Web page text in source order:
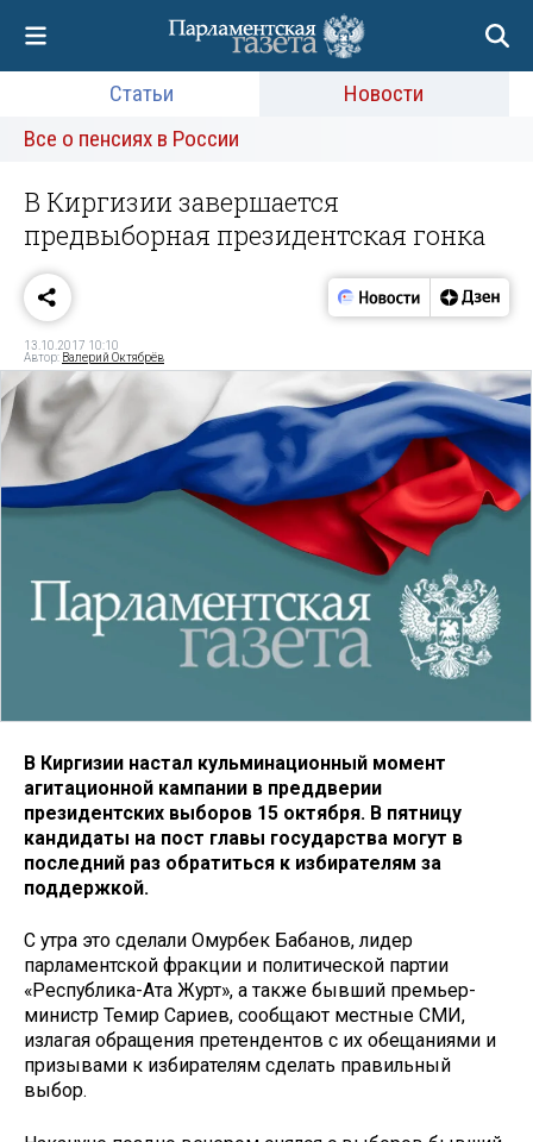
Статьи
Новости
Все о пенсиях в России
В Киргизии завершается
предвыборная президентская гонка
13.10.2017 10:10
Автор: Валерий Октябрёв
В Киргизии настал кульминационный момент
агитационной кампании в преддверии
президентских выборов 15 октября. В пятницу
кандидаты на пост главы государства могут в
последний раз обратиться к избирателям за
поддержкой.
С утра это сделали Омурбек Бабанов, лидер
парламентской фракции и политической партии
«Республика-Ата Журт», а также бывший премьер-
министр Темир Сариев, сообщают местные СМИ,
излагая обращения претендентов с их обещаниями и
призывами к избирателям сделать правильный
выбор.